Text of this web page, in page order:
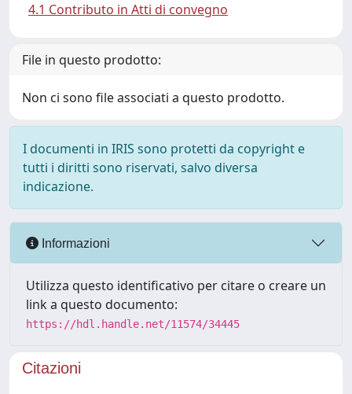
4.1 Contributo in Atti di convegno
File in questo prodotto:
Non ci sono file associati a questo prodotto.
I documenti in IRIS sono protetti da copyright e
tutti i diritti sono riservati, salvo diversa
indicazione.
Informazioni
Utilizza questo identificativo per citare o creare un
link a questo documento:
https://hdl.handle.net/11574/34445
Citazioni